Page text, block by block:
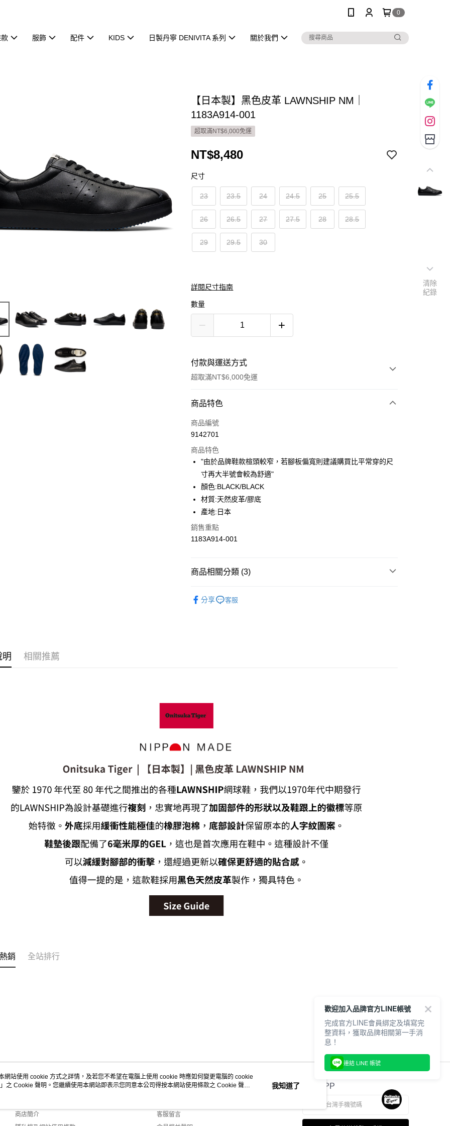
0
服飾 配件 KIDS 日製丹寧 DENIVITA 系列 關於我們
【日本製】黑色皮革 LAWNSHIP NM｜
1183A914-001
超取滿NT$6,000免運
NT$8,480
尺寸
23 23.5 24 24.5 25 25.5
26 26.5 27 27.5 28 28.5
29 29.5 30
詳閱尺寸指南
數量
付款與運送方式
超取滿NT$6,000免運
付款方式
信用卡一次付款
LINE Pay
Apple Pay
ATM付款
運送方式
每筆NT$80，滿NT$6,000(含以上)免運費
每筆NT$120，滿NT$6,000(含以上)免運費
商品特色
商品編號
9142701
商品特色
"由於品牌鞋款楦頭較窄，若腳板偏寬則建議購買比平常穿的尺
寸再大半號會較為舒適"
顏色:BLACK/BLACK
材質:天然皮革/膠底
產地:日本
銷售重點
1183A914-001
商品相關分類 (3)
分享 客服
明 相關推薦
銷 全站排行
關於我們
商店簡介
客服資訊
客服留言
官方APP
清除
紀錄
網站使用 cookie 方式之詳情，及若您不希望在電腦上使用 cookie 時應如何變更電腦的 cookie
」之 Cookie 聲明。您繼續使用本網站即表示您同意本公司得按本網站使用條款之 Cookie 聲明
我知道了
歡迎加入品牌官方LINE帳號
完成官方LINE會員綁定及填寫完
整資料，獲取品牌相關第一手消
息！
連結 LINE 帳號